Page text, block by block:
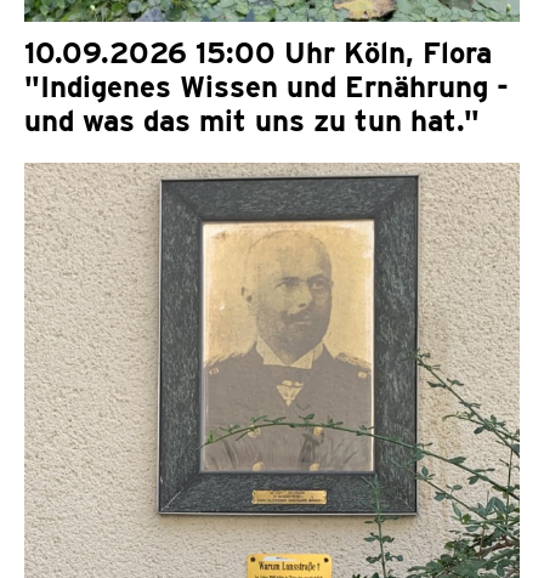
10.09.2026 15:00 Uhr Köln, Flora
"Indigenes Wissen und Ernährung -
und was das mit uns zu tun hat."